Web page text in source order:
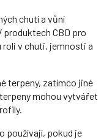
chutí a vůní
CBD pro
roli v chuti, jemnosti a
terpeny, zatímco jiné
mohou vytvářet
používají, pokud je